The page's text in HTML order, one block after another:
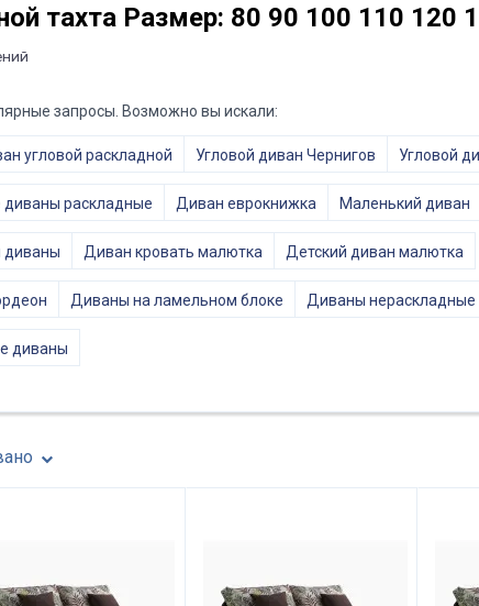
тахта Размер: 80 90 100 110 120
запросы. Возможно вы искали:
угловой раскладной Угловой диван Чернигов Угловой
диваны раскладные Диван еврокнижка Маленький диван
диваны Диван кровать малютка Детский диван малютка
Диваны на ламельном блоке Диваны нераскладные
диваны